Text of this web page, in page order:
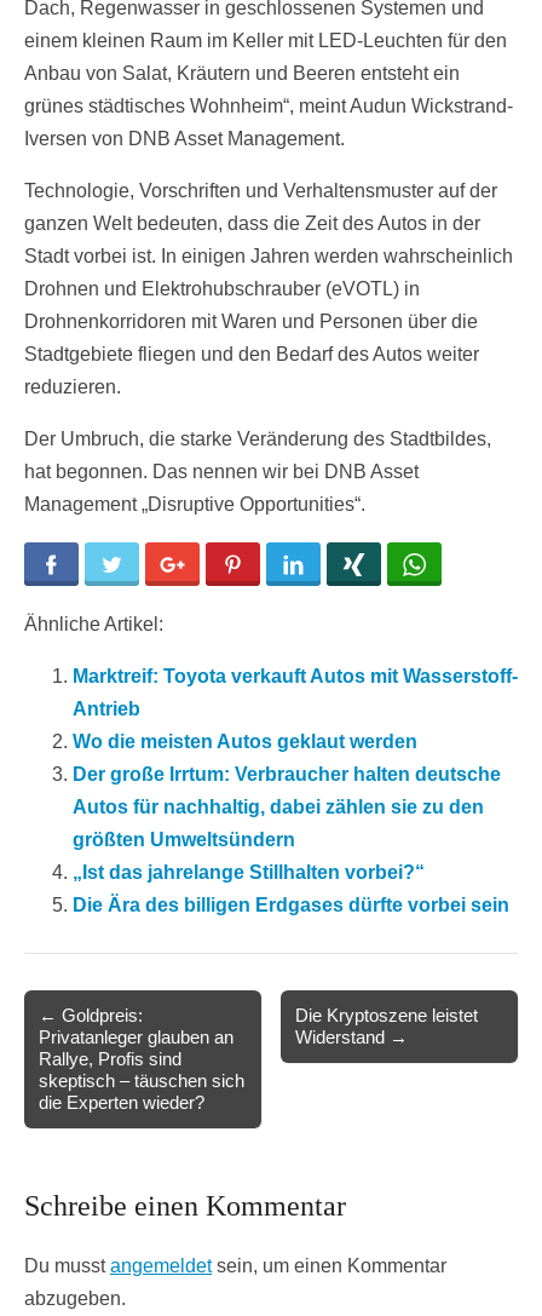
Dach, Regenwasser in geschlossenen Systemen und
einem kleinen Raum im Keller mit LED-Leuchten für den
Anbau von Salat, Kräutern und Beeren entsteht ein
grünes städtisches Wohnheim“, meint Audun Wickstrand-
Iversen von DNB Asset Management.
Technologie, Vorschriften und Verhaltensmuster auf der
ganzen Welt bedeuten, dass die Zeit des Autos in der
Stadt vorbei ist. In einigen Jahren werden wahrscheinlich
Drohnen und Elektrohubschrauber (eVOTL) in
Drohnenkorridoren mit Waren und Personen über die
Stadtgebiete fliegen und den Bedarf des Autos weiter
reduzieren.
Der Umbruch, die starke Veränderung des Stadtbildes,
hat begonnen. Das nennen wir bei DNB Asset
Management „Disruptive Opportunities“.
Facebook Twitter Google+ Pinterest LinkedIn
Ähnliche Artikel:
Marktreif: Toyota verkauft Autos mit Wasserstoff-
Antrieb
Wo die meisten Autos geklaut werden
Der große Irrtum: Verbraucher halten deutsche
Autos für nachhaltig, dabei zählen sie zu den
größten Umweltsündern
„Ist das jahrelange Stillhalten vorbei?“
Die Ära des billigen Erdgases dürfte vorbei sein
Post
navigation
← Goldpreis:
Privatanleger glauben an
Rallye, Profis sind
skeptisch – täuschen sich
die Experten wieder?
Die Kryptoszene leistet
Widerstand →
Schreibe einen Kommentar
Du musstangemeldetsein, um einen Kommentar
abzugeben.